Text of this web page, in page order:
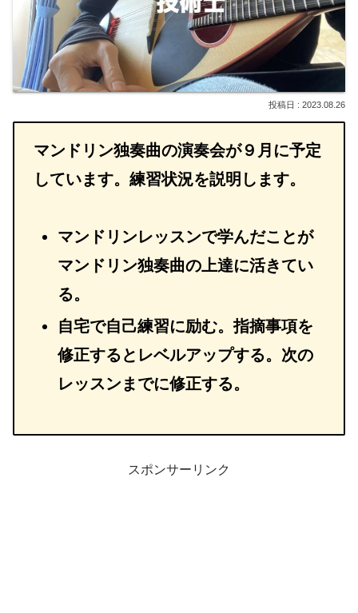
2023.08.26
マンドリン独奏曲の演奏会が９月に予定
しています。練習状況を説明します。
マンドリンレッスンで学んだことが
マンドリン独奏曲の上達に活きてい
る。
自宅で自己練習に励む。指摘事項を
修正するとレベルアップする。次の
レッスンまでに修正する。
スポンサーリンク